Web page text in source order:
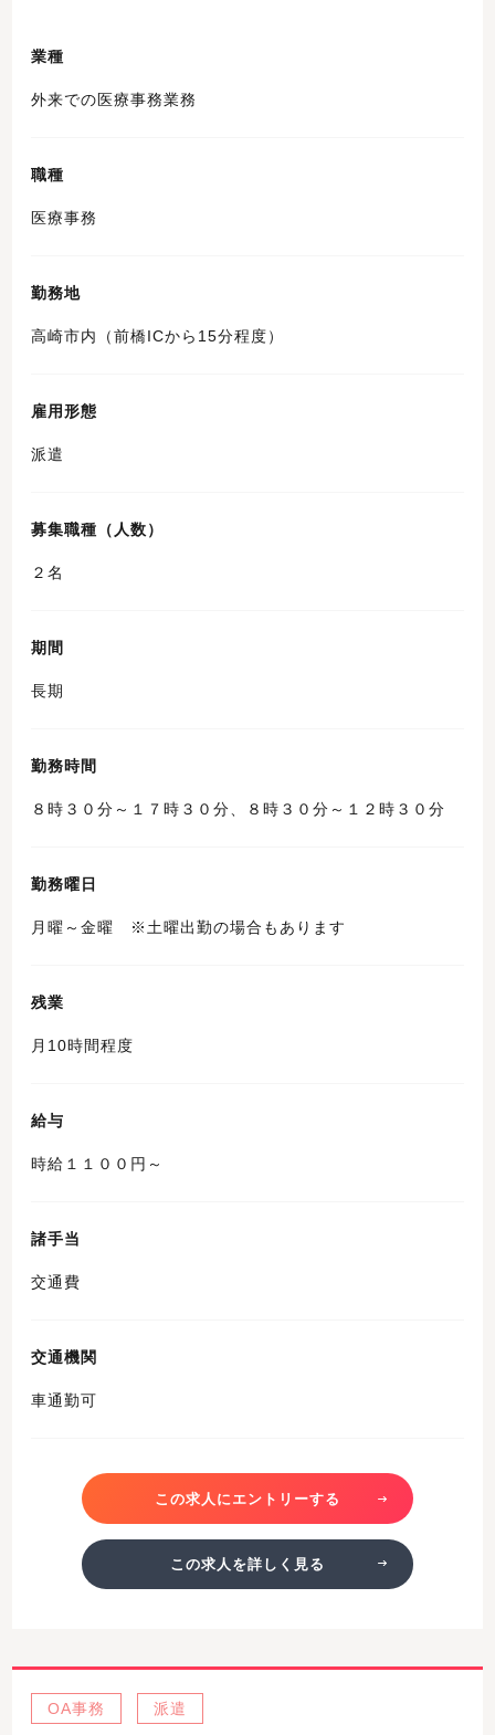
業種
外来での医療事務業務
職種
医療事務
勤務地
高崎市内（前橋ICから15分程度）
雇用形態
派遣
募集職種（人数）
２名
期間
長期
勤務時間
８時３０分～１７時３０分、８時３０分～１２時３０分
勤務曜日
月曜～金曜 ※土曜出勤の場合もあります
残業
月10時間程度
給与
時給１１００円～
諸手当
交通費
交通機関
車通勤可
この求人にエントリーする
この求人を詳しく見る
OA事務 派遣